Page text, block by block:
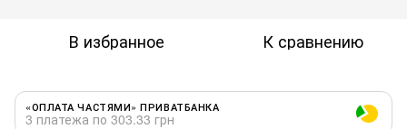
В избранное К сравнению
«ОПЛАТА ЧАСТЯМИ» ПРИВАТБАНКА
3 платежа по 303.33 грн